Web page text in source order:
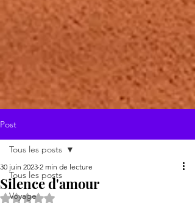
Post
Tous les posts
Voyage
Tous les posts
Silence d'amour
30 juin 2023 2 min de lecture
Noté NaN étoiles sur 5.